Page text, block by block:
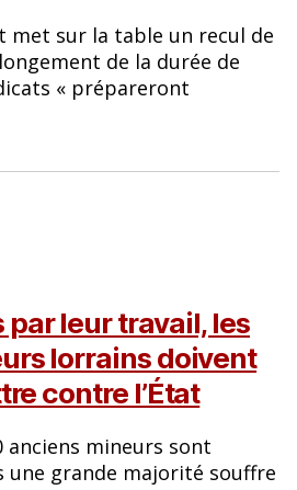
met sur la table un recul de
de la durée de
« prépareront
par leur travail, les
lorrains doivent
contre l’État
anciens mineurs sont
une grande majorité souffre